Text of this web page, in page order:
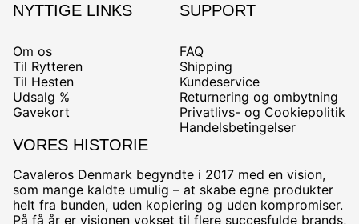
VORES HISTORIE
Cavaleros Denmark begyndte i 2017 med en vision,
som mange kaldte umulig – at skabe egne produkter
helt fra bunden, uden kopiering og uden kompromiser.
På få år er visionen vokset til flere succesfulde brands,
NYTTIGE LINKS
Om os
Til Rytteren
Til Hesten
Udsalg %
Gavekort
SUPPORT
FAQ
Shipping
Kundeservice
Returnering og ombytning
Privatlivs- og Cookiepolitik
Handelsbetingelser